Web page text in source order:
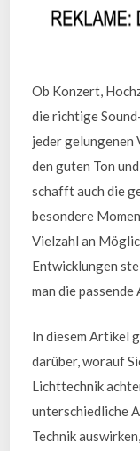
Ob Konzert,
die richtige
jeder gelungenen
den guten Ton
schafft auch die
besondere
Vielzahl an
Entwicklungen
man die
In diesem Artikel
darüber, worauf
Lichttechnik
unterschiedliche
Technik